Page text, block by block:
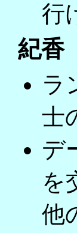
行
紀香
ラ
士
デ
を
他